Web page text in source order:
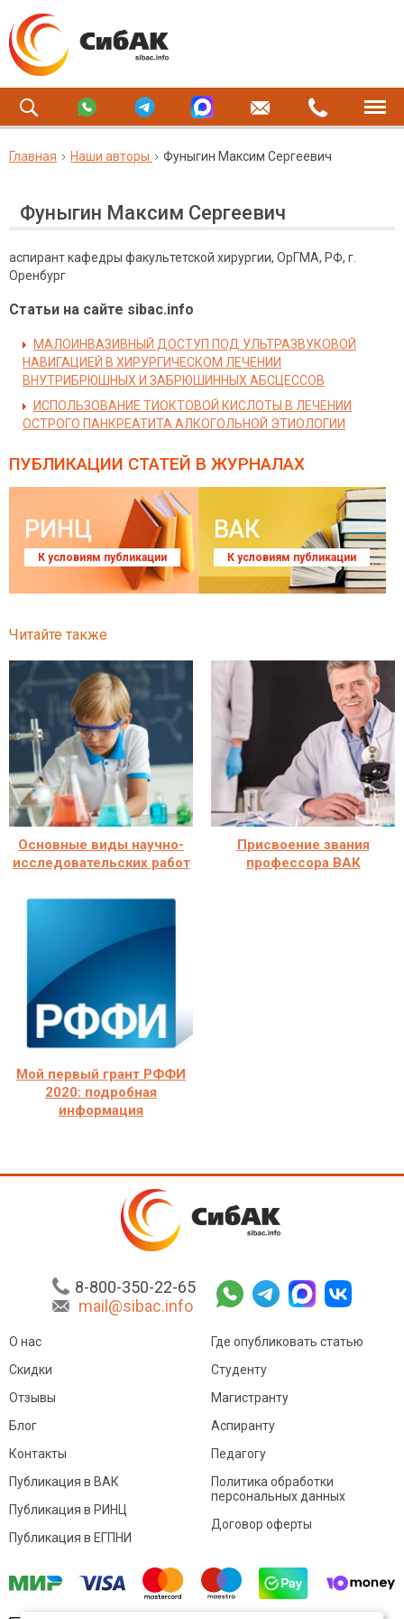
Главная Наши авторы Фуныгин Максим Сергеевич
Фуныгин Максим Сергеевич
аспирант кафедры факультетской хирургии, ОрГМА, РФ, г.
Оренбург
Статьи на сайте sibac.info
МАЛОИНВАЗИВНЫЙ ДОСТУП ПОД УЛЬТРАЗВУКОВОЙ
НАВИГАЦИЕЙ В ХИРУРГИЧЕСКОМ ЛЕЧЕНИИ
ВНУТРИБРЮШНЫХ И ЗАБРЮШИННЫХ АБСЦЕССОВ
ИСПОЛЬЗОВАНИЕ ТИОКТОВОЙ КИСЛОТЫ В ЛЕЧЕНИИ
ОСТРОГО ПАНКРЕАТИТА АЛКОГОЛЬНОЙ ЭТИОЛОГИИ
ПУБЛИКАЦИИ СТАТЕЙ В ЖУРНАЛАХ
РИНЦ
К условиям публикации
ВАК
К условиям публикации
Читайте также
Основные виды научно-
исследовательских работ
Присвоение звания
профессора ВАК
Мой первый грант РФФИ
2020: подробная
информация
8-800-350-22-65
mail@sibac.info
О нас
Скидки
Отзывы
Блог
Контакты
Где опубликовать статью
Студенту
Магистранту
Аспиранту
Педагогу
Публикация в ВАК
Публикация в РИНЦ
Публикация в ЕГПНИ
Политика обработки
персональных данных
Договор оферты